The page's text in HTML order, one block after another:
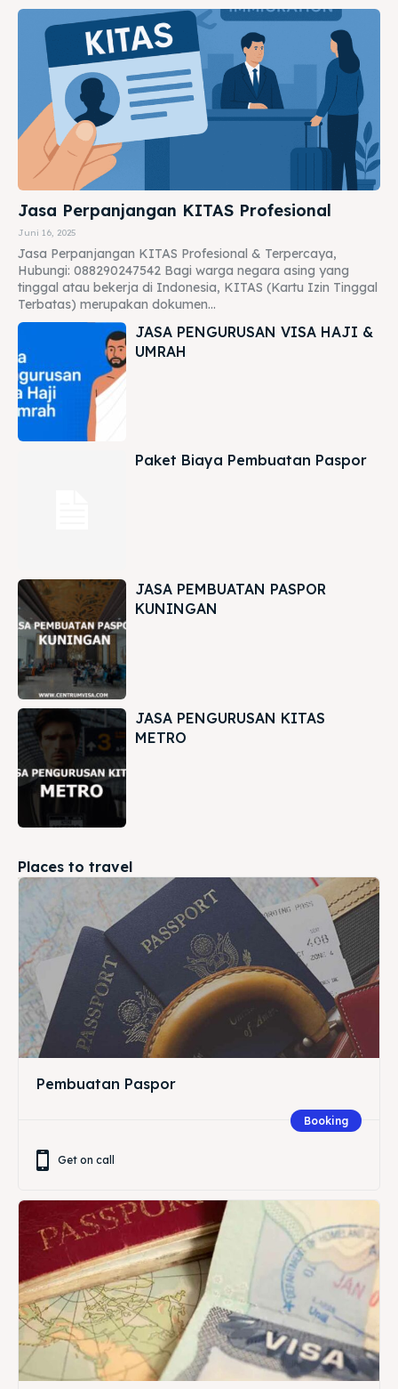
Jasa Perpanjangan KITAS Profesional
Juni 16, 2025
Jasa Perpanjangan KITAS Profesional & Terpercaya,
Hubungi: 088290247542 Bagi warga negara asing yang
tinggal atau bekerja di Indonesia, KITAS (Kartu Izin Tinggal
Terbatas) merupakan dokumen...
JASA PENGURUSAN VISA HAJI &
UMRAH
Paket Biaya Pembuatan Paspor
JASA PEMBUATAN PASPOR
KUNINGAN
JASA PENGURUSAN KITAS
METRO
Places to travel
Pembuatan Paspor
Booking
Get on call